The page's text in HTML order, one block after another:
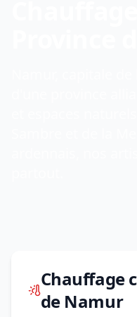
Chauffage
de Namur